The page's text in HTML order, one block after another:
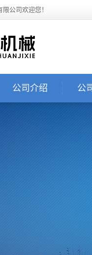
公司欢迎您！
公司介绍 公